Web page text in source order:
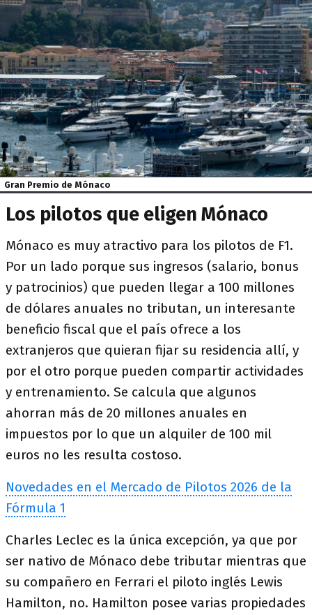
Gran Premio de Mónaco
Los pilotos que eligen Mónaco
Mónaco es muy atractivo para los pilotos de F1.
Por un lado porque sus ingresos (salario, bonus
y patrocinios) que pueden llegar a 100 millones
de dólares anuales no tributan, un interesante
beneficio fiscal que el país ofrece a los
extranjeros que quieran fijar su residencia allí, y
por el otro porque pueden compartir actividades
y entrenamiento. Se calcula que algunos
ahorran más de 20 millones anuales en
impuestos por lo que un alquiler de 100 mil
euros no les resulta costoso.
Novedades en el Mercado de Pilotos 2026 de la
Fórmula 1
Charles Leclec es la única excepción, ya que por
ser nativo de Mónaco debe tributar mientras que
su compañero en Ferrari el piloto inglés Lewis
Hamilton, no. Hamilton posee varias propiedades